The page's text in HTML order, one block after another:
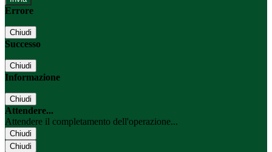
Errore
Chiudi
Successo
Chiudi
Informazione
Chiudi
Attendere...
Attendere il completamento dell'operazione...
Chiudi
Chiudi